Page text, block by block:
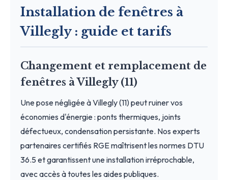
Installation de fenêtres à
Villegly : guide et tarifs
Changement et remplacement de
fenêtres à Villegly (11)
Une pose négligée à Villegly (11) peut ruiner vos
économies d'énergie : ponts thermiques, joints
défectueux, condensation persistante. Nos experts
partenaires certifiés RGE maîtrisent les normes DTU
36.5 et garantissent une installation irréprochable,
avec accès à toutes les aides publiques.